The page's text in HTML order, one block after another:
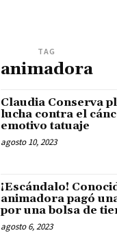
TAG
animadora
Claudia Conserva
lucha contra el
emotivo tatuaje
agosto 10, 2023
¡Escándalo!
animadora pagó
por una bolsa de
agosto 6, 2023